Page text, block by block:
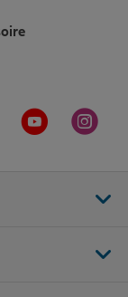
de Allianz
Twitter de
sur la page
Aller sur la
Aller